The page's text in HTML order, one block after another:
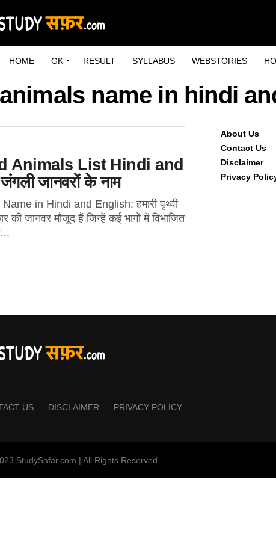
HOME GK RESULT SYLLABUS WEBSTORIES
name in hindi
Animals List Hindi and
जानवरों के नाम
in Hindi and English: हमारी पृथ्वी
की जानवर मौजूद हैं जिन्हें कई भागों में विभाजित
About Us
Contact Us
Disclaimer
Privacy
US DISCLAIMER PRIVACY POLICY
StudySafar.com | All Rights Reserved